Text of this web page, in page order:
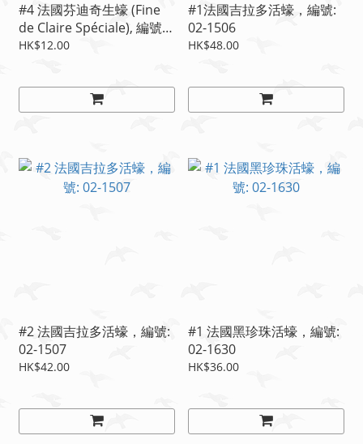
#4 法國芬迪奇生蠔 (Fine
de Claire Spéciale), 編號:
02-1504
HK$12.00
#1法國吉拉多活蠔，編號:
02-1506
HK$48.00
#2 法國吉拉多活蠔，編號:
02-1507
HK$42.00
#1 法國黑珍珠活蠔，編號:
02-1630
HK$36.00